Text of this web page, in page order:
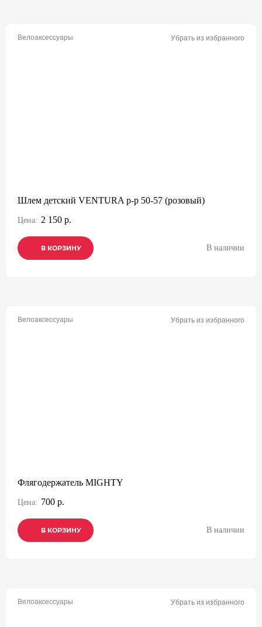
Велоаксессуары Убрать из избранного
Шлем детский VENTURA р-р 50-57 (розовый)
Цена: 2 150 р.
В КОРЗИНУ
В КОРЗИНУ
В КОРЗИНУ В наличии
Велоаксессуары Убрать из избранного
Флягодержатель MIGHTY
Цена: 700 р.
В КОРЗИНУ
В КОРЗИНУ
В КОРЗИНУ В наличии
Велоаксессуары Убрать из избранного